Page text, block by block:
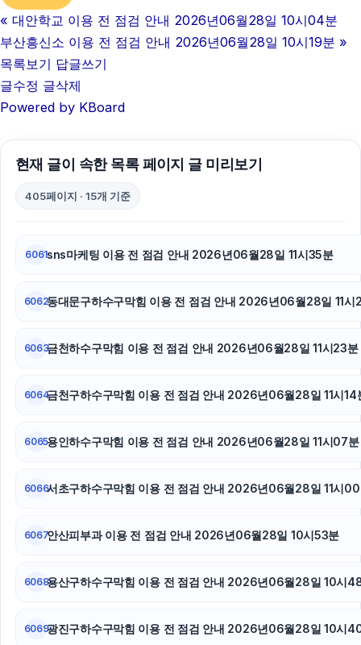
용인형사전문변호사
인스타그램 팔로워 늘리기
대전흥신소
광교피부과
용인학교폭력변호사
핑크티켓
상간남소송
상간소송
« 대안학교 이용 전 점검 안내 2026년06월28일 10시04분
부산흥신소 이용 전 점검 안내 2026년06월28일 10시19분 »
목록보기 답글쓰기
글수정 글삭제
Powered by KBoard
현재 글이 속한 목록 페이지 글 미리보기
405페이지 · 15개 기준
6061sns마케팅 이용 전 점검 안내 2026년06월28일 11시35분
6062동대문구하수구막힘 이용 전 점검 안내 2026년06월28일 11시
6063금천하수구막힘 이용 전 점검 안내 2026년06월28일 11시23분
6064금천구하수구막힘 이용 전 점검 안내 2026년06월28일 11시14
6065용인하수구막힘 이용 전 점검 안내 2026년06월28일 11시07분
6066서초구하수구막힘 이용 전 점검 안내 2026년06월28일 11시
6067안산피부과 이용 전 점검 안내 2026년06월28일 10시53분
6068용산구하수구막힘 이용 전 점검 안내 2026년06월28일 10시
6069광진구하수구막힘 이용 전 점검 안내 2026년06월28일 10시